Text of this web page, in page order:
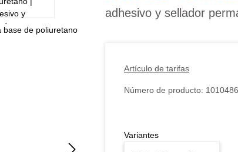
adhesivo y sellador
Artículo de tarifas
Número de producto:
Variantes